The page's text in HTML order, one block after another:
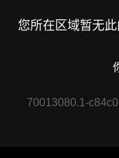
您所在区域暂无
70013080.1-